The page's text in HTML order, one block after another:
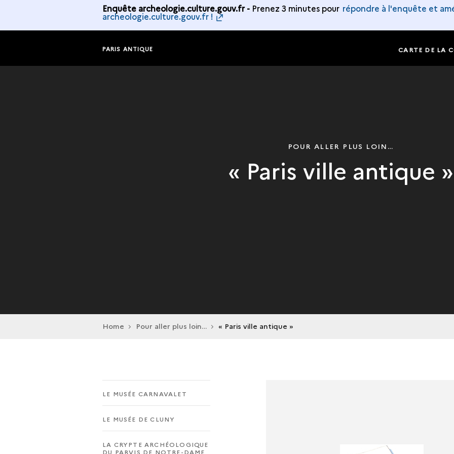
Enquête archeologie.culture.gouv.fr - Prenez 3 minutes pour répondre à l'enquête et
archeologie.culture.gouv.fr !
PARIS ANTIQUE CARTE DE LA
POUR ALLER PLUS LOIN…
« Paris ville antique »
Home Pour aller plus loin… « Paris ville antique »
LE MUSÉE CARNAVALET
LE MUSÉE DE CLUNY
LA CRYPTE ARCHÉOLOGIQUE
DU PARVIS DE NOTRE-DAME